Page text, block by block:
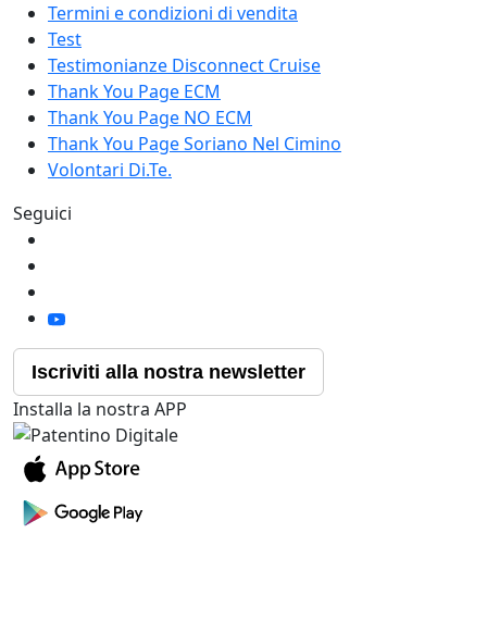
Termini e condizioni di vendita
Test
Testimonianze Disconnect Cruise
Thank You Page ECM
Thank You Page NO ECM
Thank You Page Soriano Nel Cimino
Volontari Di.Te.
Seguici
Iscriviti alla nostra newsletter
Installa la nostra APP